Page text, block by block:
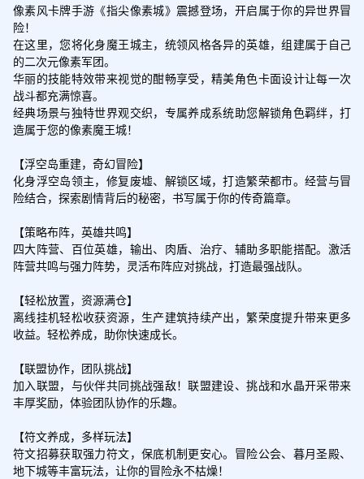
像素风卡牌手游《指尖像素城》震撼登场，开启属于你的异世界冒
险！
在这里，您将化身魔王城主，统领风格各异的英雄，组建属于自己
的二次元像素军团。
华丽的技能特效带来视觉的酣畅享受，精美角色卡面设计让每一次
战斗都充满惊喜。
经典场景与独特世界观交织，专属养成系统助您解锁角色羁绊，打
造属于您的像素魔王城！
【浮空岛重建，奇幻冒险】
化身浮空岛领主，修复废墟、解锁区域，打造繁荣都市。经营与冒
险结合，探索剧情背后的秘密，书写属于你的传奇篇章。
【策略布阵，英雄共鸣】
四大阵营、百位英雄，输出、肉盾、治疗、辅助多职能搭配。激活
阵营共鸣与强力阵势，灵活布阵应对挑战，打造最强战队。
【轻松放置，资源满仓】
离线挂机轻松收获资源，生产建筑持续产出，繁荣度提升带来更多
收益。轻松养成，助你快速成长。
【联盟协作，团队挑战】
加入联盟，与伙伴共同挑战强敌！联盟建设、挑战和水晶开采带来
丰厚奖励，体验团队协作的乐趣。
【符文养成，多样玩法】
符文招募获取强力符文，保底机制更安心。冒险公会、暮月圣殿、
地下城等丰富玩法，让你的冒险永不枯燥！